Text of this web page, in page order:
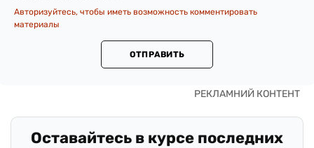
Авторизуйтесь, чтобы иметь возможность комментировать
материалы
ОТПРАВИТЬ
Оставайтесь в курсе последних